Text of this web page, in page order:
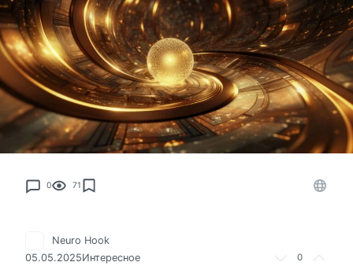
0 71
0
Neuro Hook
05.05.2025Интересное